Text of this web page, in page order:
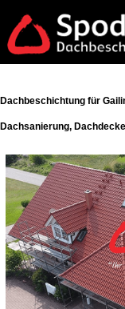
Dachbeschichtung für
Dachsanierung,